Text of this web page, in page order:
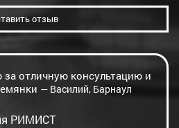
отзыв
отличную консультацию и
— Василий, Барнаул
РИМИСТ